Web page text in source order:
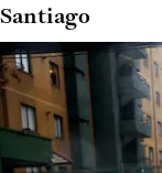
Santiago